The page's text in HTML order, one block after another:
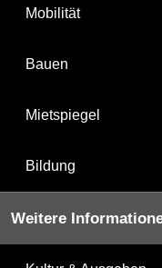
Mobilität
Bauen
Mietspiegel
Bildung
Weitere